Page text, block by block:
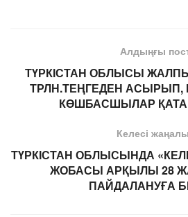
Алдыңғы
ТҮРКІСТАН ОБЛЫСЫ
ТРЛН.ТЕҢГЕДЕН АСЫРЫП,
КӨШБАСШЫЛАР
Келесі
ТҮРКІСТАН ОБЛЫСЫНДА
ЖОБАСЫ АРҚЫЛЫ 28
ПАЙДАЛАНУҒА